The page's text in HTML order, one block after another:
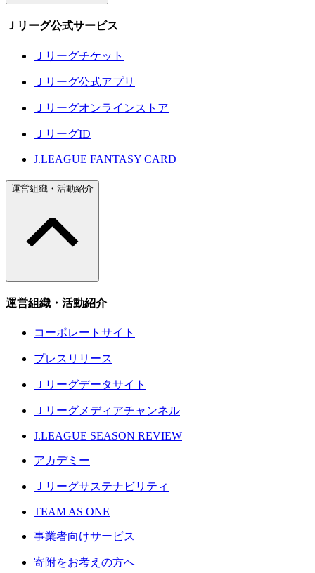
Ｊリーグ公式サービス
Ｊリーグチケット
Ｊリーグ公式アプリ
Ｊリーグオンラインストア
ＪリーグID
J.LEAGUE FANTASY CARD
運営組織・活動紹介
運営組織・活動紹介
コーポレートサイト
プレスリリース
Ｊリーグデータサイト
Ｊリーグメディアチャンネル
J.LEAGUE SEASON REVIEW
アカデミー
Ｊリーグサステナビリティ
TEAM AS ONE
事業者向けサービス
寄附をお考えの方へ